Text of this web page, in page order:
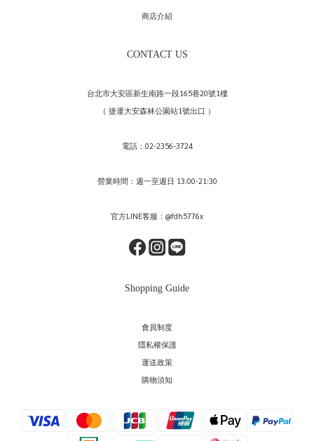
商店介紹
CONTACT US
台北市大安區新生南路一段165巷20號1樓
（ 捷運大安森林公園站1號出口 ）
電話：02-2356-3724
營業時間：週一至週日 13:00-21:30
官方LINE客服：@fdh5776x
Shopping Guide
會員制度
隱私權保護
運送政策
購物須知